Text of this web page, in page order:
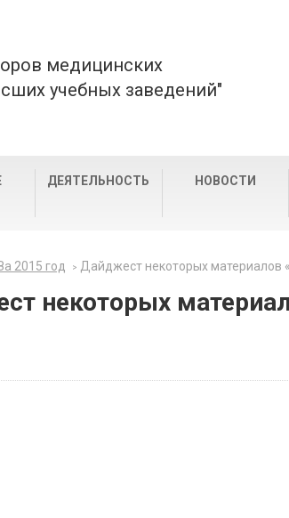
медицинских
учебных заведений"
ДЕЯТЕЛЬНОСТЬ НОВОСТИ
2015 год Дайджест некоторых материалов
некоторых